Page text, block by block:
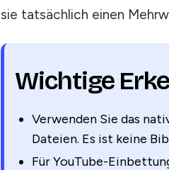
sie tatsächlich einen
Wichtige
Verwenden Sie das
Dateien. Es ist keine
Für YouTube-